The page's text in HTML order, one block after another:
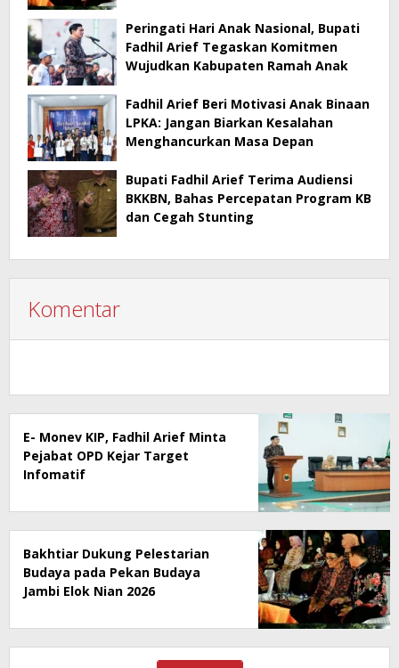
Peringati Hari Anak Nasional, Bupati
Fadhil Arief Tegaskan Komitmen
Wujudkan Kabupaten Ramah Anak
Fadhil Arief Beri Motivasi Anak Binaan
LPKA: Jangan Biarkan Kesalahan
Menghancurkan Masa Depan
Bupati Fadhil Arief Terima Audiensi
BKKBN, Bahas Percepatan Program KB
dan Cegah Stunting
Komentar
E- Monev KIP, Fadhil Arief Minta
Pejabat OPD Kejar Target
Infomatif
Bakhtiar Dukung Pelestarian
Budaya pada Pekan Budaya
Jambi Elok Nian 2026